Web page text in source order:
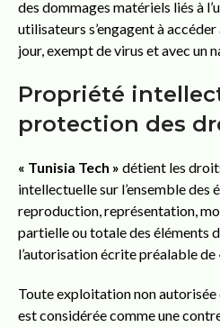
des dommages matériels liés à
utilisateurs s’engagent à
jour, exempt de virus et avec un
Propriété
protection des
« Tunisia Tech » détient les
intellectuelle sur l’ensemble des
reproduction, représentation,
partielle ou totale des éléments
l’autorisation écrite préalable de
Toute exploitation non autorisée
est considérée comme une